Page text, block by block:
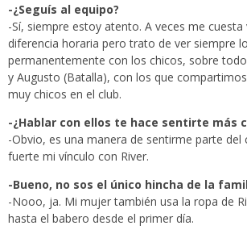
-¿Seguís al equipo?
-Sí, siempre estoy atento. A veces me cuesta
diferencia horaria pero trato de ver siempre
permanentemente con los chicos, sobre
y Augusto (Batalla), con los que
muy chicos en el club.
-¿Hablar con ellos te hace sentirte más
-Obvio, es una manera de sentirme parte del
fuerte mi vínculo con River.
-Bueno, no sos el único hincha de la
-Nooo, ja. Mi mujer también usa la ropa de
hasta el babero desde el primer día.